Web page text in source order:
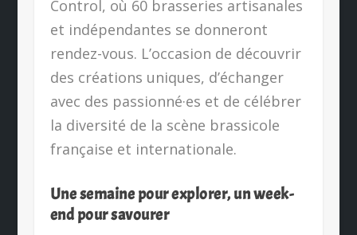
Control, où 60 brasseries artisanales
et indépendantes se donneront
rendez-vous. L’occasion de découvrir
des créations uniques, d’échanger
avec des passionné·es et de célébrer
la diversité de la scène brassicole
française et internationale.
Une semaine pour explorer, un week-
end pour savourer